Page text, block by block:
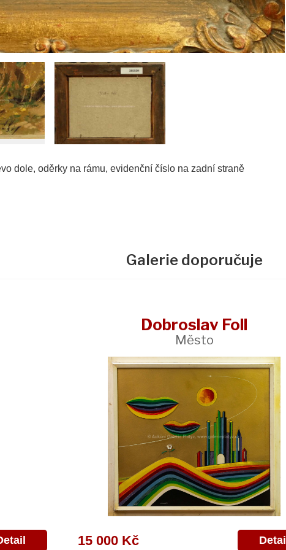
dole, oděrky na rámu, evidenční číslo na zadní straně
Galerie doporučuje
Dobroslav Foll
Město
15 000 Kč Detail